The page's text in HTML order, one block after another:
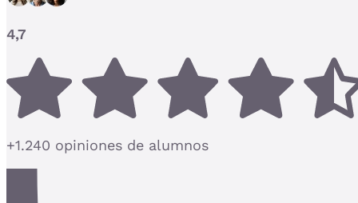
4,7
+1.240 opiniones de alumnos